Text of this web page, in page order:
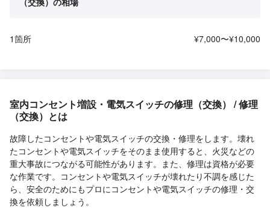
1箇所 ¥7,000〜¥10,000
室内コンセント増設・電気スイッチの修理（交換） / 修理
（交換）とは
故障したコンセントや電気スイッチの交換・修理をします。壊れ
たコンセントや電気スイッチをそのまま使用すると、火災などの
重大事故につながる可能性があります。また、修理は資格が必要
な作業です。コンセントや電気スイッチが壊れたり不調を感じた
ら、安全のためにもプロにコンセントや電気スイッチの修理・交
換を依頼しましょう。